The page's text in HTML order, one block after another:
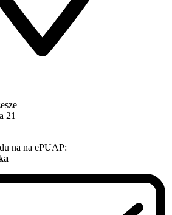
21
na na ePUAP: